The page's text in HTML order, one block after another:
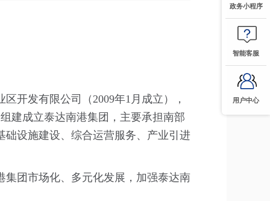
开发有限公司（2009年1月成立），
建成立泰达南港集团，主要承担南部
设施建设、综合运营服务、产业引进
集团市场化、多元化发展，加强泰达南
政务小程序
智能客服
用户中心